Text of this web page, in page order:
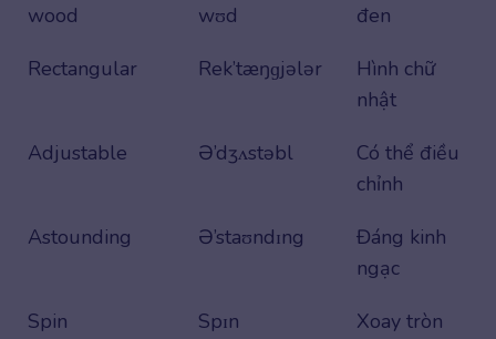
wood
wʊd
đen
Rectangular
Rek’tæŋɡjələr
Hình chữ
nhật
Adjustable
Ə’dʒʌstəbl
Có thể điều
chỉnh
Astounding
Ə’staʊndɪng
Đáng kinh
ngạc
Spin
Spɪn
Xoay tròn